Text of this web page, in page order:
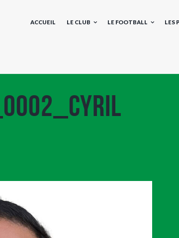
ACCUEIL LE CLUB LE FOOTBALL LES